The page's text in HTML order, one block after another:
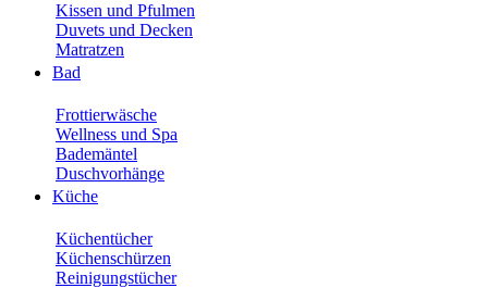
Kissen und Pfulmen
Duvets und Decken
Matratzen
Bad
Frottierwäsche
Wellness und Spa
Bademäntel
Duschvorhänge
Küche
Küchentücher
Küchenschürzen
Reinigungstücher